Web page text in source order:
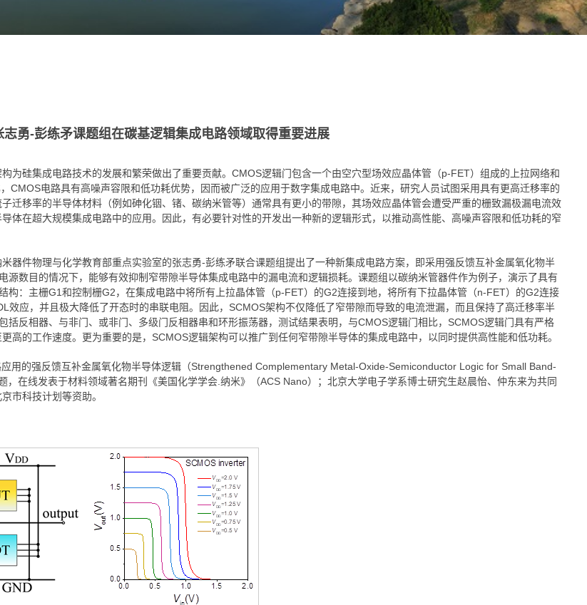
勇-彭练矛课题组在碳基逻辑集成电路领域取得重要进展
为硅集成电路技术的发展和繁荣做出了重要贡献。CMOS逻辑门包含一个由空穴型场效应晶体管（p-FET）组成的上拉网络和
电路具有高噪声容限和低功耗优势，因而被广泛的应用于数字集成电路中。近来，研究人员试图采用具有更高迁移率的
迁移率的半导体材料（例如砷化铟、锗、碳纳米管等）通常具有更小的带隙，其场效应晶体管会遭受严重的栅致漏极漏电流效
体在超大规模集成电路中的应用。因此，有必要针对性的开发出一种新的逻辑形式，以推动高性能、高噪声容限和低功耗的窄
器件物理与化学教育部重点实验室的张志勇-彭练矛联合课题组提出了一种新集成电路方案，即采用强反馈互补金属氧化物半
数目的情况下，能够有效抑制窄带隙半导体集成电路中的漏电流和逻辑损耗。课题组以碳纳米管器件作为例子，演示了具有
：主栅G1和控制栅G2，在集成电路中将所有上拉晶体管（p-FET）的G2连接到地，将所有下拉晶体管（n-FET）的G2连接
应，并且极大降低了开态时的串联电阻。因此，SCMOS架构不仅降低了窄带隙而导致的电流泄漏，而且保持了高迁移率半
反相器、与非门、或非门、多级门反相器串和环形振荡器，测试结果表明，与CMOS逻辑门相比，SCMOS逻辑门具有严格
的工作速度。更为重要的是，SCMOS逻辑架构可以推广到任何窄带隙半导体的集成电路中，以同时提供高性能和低功耗。
用的强反馈互补金属氧化物半导体逻辑（Strengthened Complementary Metal-Oxide-Semiconductor Logic for Small Band-
在线发表于材料领域著名期刊《美国化学学会.纳米》（ACS Nano）；北京大学电子学系博士研究生赵晨怡、仲东来为共同
市科技计划等资助。